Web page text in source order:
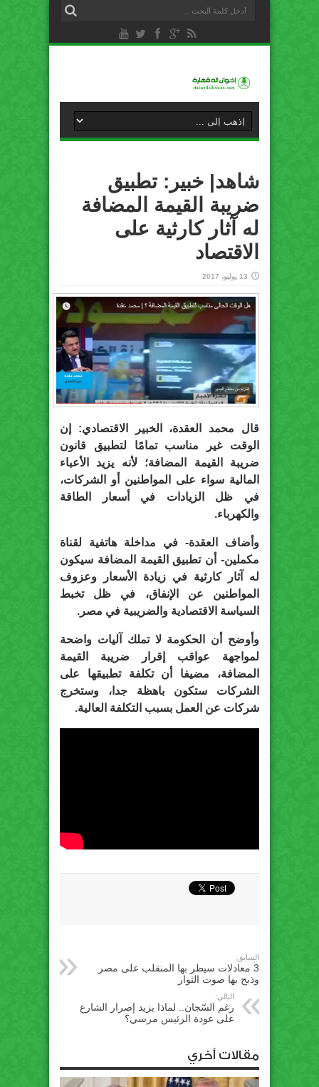
شاهد| خبير: تطبيق
ضريبة القيمة المضافة
له آثار كارثية على
الاقتصاد
13 يوليو، 2017
قال محمد العقدة، الخبير الاقتصادي: إن
الوقت غير مناسب تمامًا لتطبيق قانون
ضريبة القيمة المضافة؛ لأنه يزيد الأعباء
المالية سواء على المواطنين أو الشركات،
في ظل الزيادات في أسعار الطاقة
والكهرباء.
وأضاف العقدة- في مداخلة هاتفية لقناة
مكملين- أن تطبيق القيمة المضافة سيكون
له آثار كارثية في زيادة الأسعار وعزوف
المواطنين عن الإنفاق، في ظل تخبط
السياسة الاقتصادية والضريبية في مصر.
وأوضح أن الحكومة لا تملك آليات واضحة
لمواجهة عواقب إقرار ضريبة القيمة
المضافة، مضيفا أن تكلفة تطبيقها على
الشركات ستكون باهظة جدا، وستخرج
شركات عن العمل بسبب التكلفة العالية.
السابق:
3 معادلات سيطر بها المنقلب على مصر
وذبح بها صوت الثوار
التالي:
رغم السّجان.. لماذا يزيد إصرار الشارع
على عودة الرئيس مرسي؟
مقالات أخري